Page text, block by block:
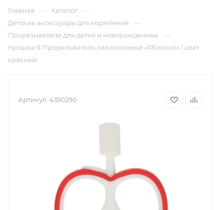
Главная — Каталог —
Детские аксессуары для кормления —
Прорезыватели для детей и новорожденных —
Крошка Я Прорезыватель силиконовый «Яблочко» / цвет
красный
Артикул: 4350290